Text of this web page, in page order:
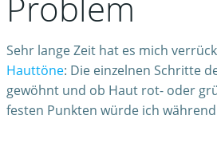
Sehr lange Zeit hat es mich
Hauttöne: Die einzelnen Schritte
gewöhnt und ob Haut rot- oder
festen Punkten würde ich